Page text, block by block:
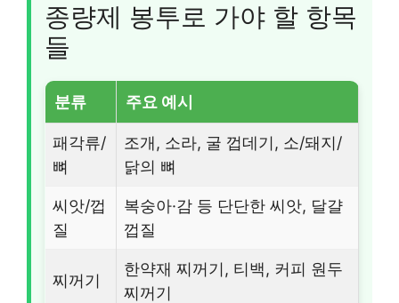
종량제 봉투로 가야 할 항목
들
분류 주요 예시
패각류/
뼈
조개, 소라, 굴 껍데기, 소/돼지/
닭의 뼈
씨앗/껍
질
복숭아·감 등 단단한 씨앗, 달걀
껍질
찌꺼기
한약재 찌꺼기, 티백, 커피 원두
찌꺼기